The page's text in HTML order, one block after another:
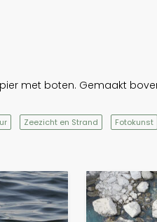
met boten. Gemaakt
Zeezicht en Strand Fotokunst